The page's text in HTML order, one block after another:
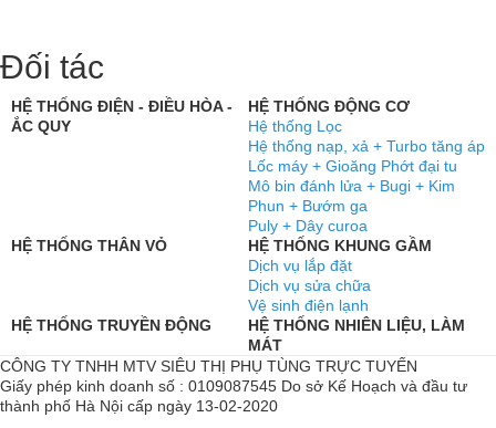
Đối tác
HỆ THỐNG ĐIỆN - ĐIỀU HÒA -
ẮC QUY
HỆ THỐNG ĐỘNG CƠ
Hệ thống Lọc
Hệ thống nạp, xả + Turbo tăng áp
Lốc máy + Gioăng Phớt đại tu
Mô bin đánh lửa + Bugi + Kim
Phun + Bướm ga
Puly + Dây curoa
HỆ THỐNG THÂN VỎ
HỆ THỐNG KHUNG GẦM
Dịch vụ lắp đặt
Dịch vụ sửa chữa
Vệ sinh điện lạnh
HỆ THỐNG TRUYỀN ĐỘNG
HỆ THỐNG NHIÊN LIỆU, LÀM
MÁT
CÔNG TY TNHH MTV SIÊU THỊ PHỤ TÙNG TRỰC TUYẾN
Giấy phép kinh doanh số : 0109087545 Do sở Kế Hoạch và đầu tư
thành phố Hà Nội cấp ngày 13-02-2020